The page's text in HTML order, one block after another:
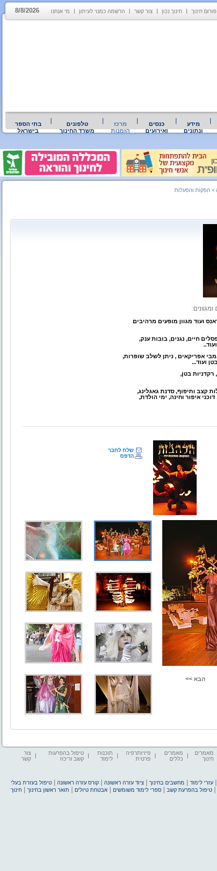
פורום חינוך חינוך נכון צור קשר הרשמה כמנוי לעיתון מי אנחנו 8/8/2026
מידע
ונתונים
כנסים
ואירועים
מרכז
הזמנות
טלפונים
משרד החינוך
בתי הספר
בישראל
> הפקות והפעלות
ועוד מגוון מופעים מרהיבים
חיים, נגנים, בובות ענק,
ועוד...
רקדניות בטן,
קצב ותיפוף, סדנת גאגלינג,
איפור וחינה, ימי הולדת,
שלח לחבר
הדפס
מאמרים
חינוך
מאמרים
כללים
פיזיותרפיה
פרטית
תוכנות
לימוד
טיפול בהפרעות
קשב וריכוז
צור
קשר
עזרי לימוד מחשבים בחינוך |ציוד עזרה ראשונה |קורס עזרה ראשונה |טיפול בעזרת בעלי
|טיפול בהפרעת קשב |ספרי לימוד משומשים |אבטחת טיולים תואר ראשון בחינוך |חינוך